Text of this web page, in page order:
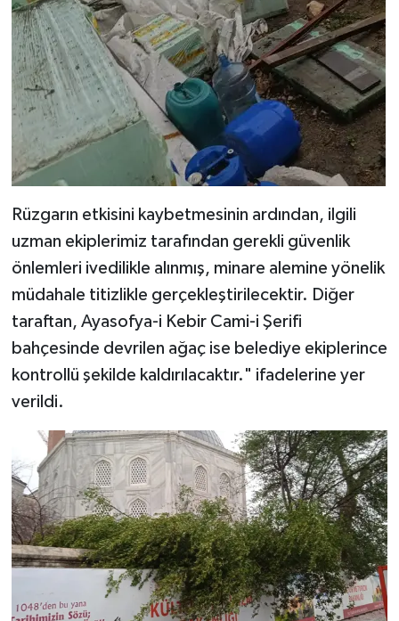
Rüzgarın etkisini kaybetmesinin ardından, ilgili
uzman ekiplerimiz tarafından gerekli güvenlik
önlemleri ivedilikle alınmış, minare alemine yönelik
müdahale titizlikle gerçekleştirilecektir. Diğer
taraftan, Ayasofya-i Kebir Cami-i Şerifi
bahçesinde devrilen ağaç ise belediye ekiplerince
kontrollü şekilde kaldırılacaktır." ifadelerine yer
verildi.